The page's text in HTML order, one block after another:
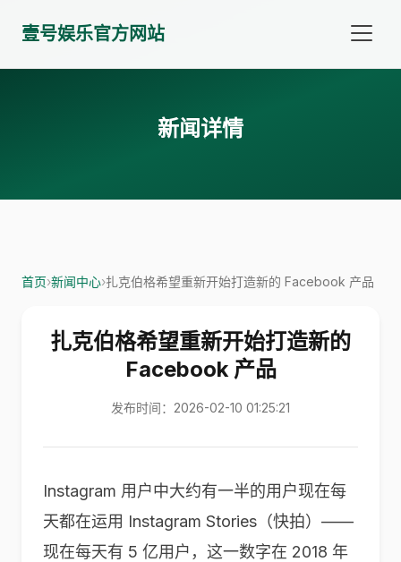
壹号娱乐官方网站
新闻详情
首页›新闻中心›扎克伯格希望重新开始打造新的 Facebook 产品
扎克伯格希望重新开始打造新的
Facebook 产品
发布时间：2026-02-10 01:25:21
Instagram 用户中大约有一半的用户现在每
天都在运用 Instagram Stories（快拍）——
现在每天有 5 亿用户，这一数字在 2018 年